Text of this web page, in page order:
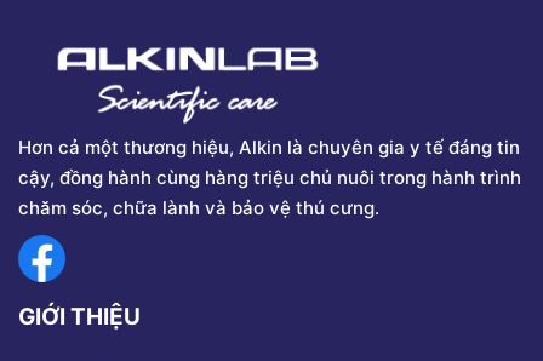
Hơn cả một thương hiệu, Alkin là chuyên gia y tế đáng tin
cậy, đồng hành cùng hàng triệu chủ nuôi trong hành trình
chăm sóc, chữa lành và bảo vệ thú cưng.
GIỚI THIỆU